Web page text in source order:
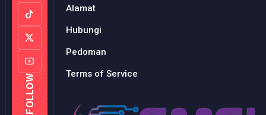
FOLLOW
Alamat
Hubungi
Pedoman
Terms of Service